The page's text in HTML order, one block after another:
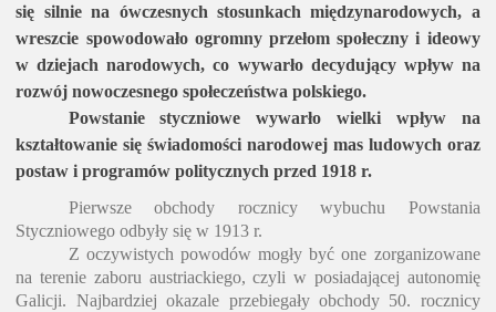
się silnie na ówczesnych stosunkach międzynarodowych, a
wreszcie spowodowało ogromny przełom społeczny i ideowy
w dziejach narodowych, co wywarło decydujący wpływ na
rozwój nowoczesnego społeczeństwa polskiego.
Powstanie styczniowe wywarło wielki wpływ na
kształtowanie się świadomości narodowej mas ludowych oraz
postaw i programów politycznych przed 1918 r.
Pierwsze obchody rocznicy wybuchu Powstania
Styczniowego odbyły się w 1913 r.
Z oczywistych powodów mogły być one zorganizowane
na terenie zaboru austriackiego, czyli w posiadającej autonomię
Galicji. Najbardziej okazale przebiegały obchody 50. rocznicy